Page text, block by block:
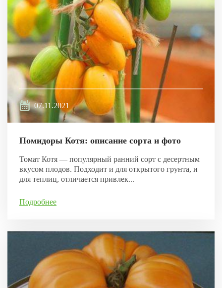
07.11.2021
Помидоры Котя: описание сорта и фото
Томат Котя — популярный ранний сорт с десертным
вкусом плодов. Подходит и для открытого грунта, и
для теплиц, отличается привлек...
Подробнее